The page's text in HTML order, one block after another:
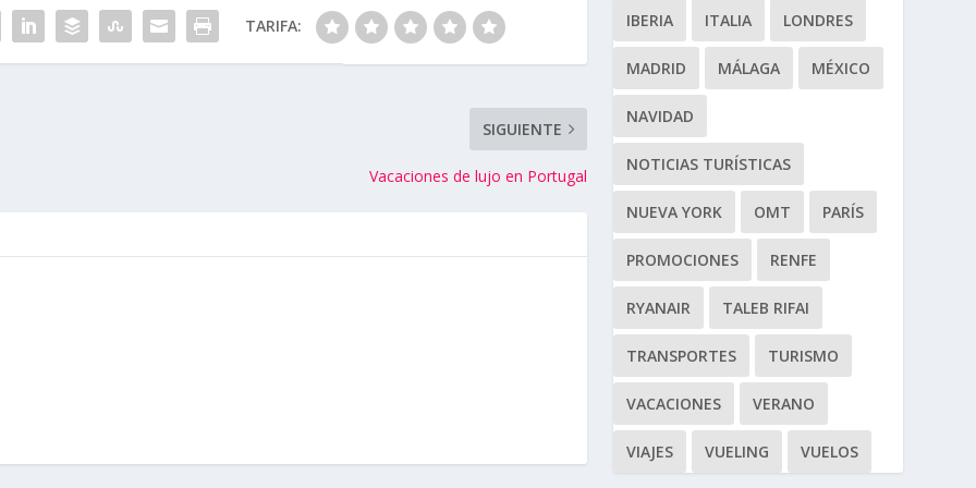
TARIFA:
SIGUIENTE
Vacaciones de lujo en Portugal
IBERIA ITALIA LONDRES
MADRID MÁLAGA MÉXICO
NAVIDAD
NOTICIAS TURÍSTICAS
NUEVA YORK OMT PARÍS
PROMOCIONES RENFE
RYANAIR TALEB RIFAI
TRANSPORTES TURISMO
VACACIONES VERANO
VIAJES VUELING VUELOS